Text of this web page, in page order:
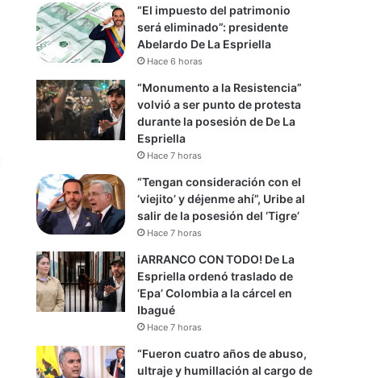
“El impuesto del patrimonio
será eliminado”: presidente
Abelardo De La Espriella
Hace 6 horas
“Monumento a la Resistencia”
volvió a ser punto de protesta
durante la posesión de De La
Espriella
Hace 7 horas
“Tengan consideración con el
‘viejito’ y déjenme ahí”, Uribe al
salir de la posesión del ‘Tigre’
Hace 7 horas
iARRANCO CON TODO! De La
Espriella ordenó traslado de
‘Epa’ Colombia a la cárcel en
Ibagué
Hace 7 horas
“Fueron cuatro años de abuso,
ultraje y humillación al cargo de